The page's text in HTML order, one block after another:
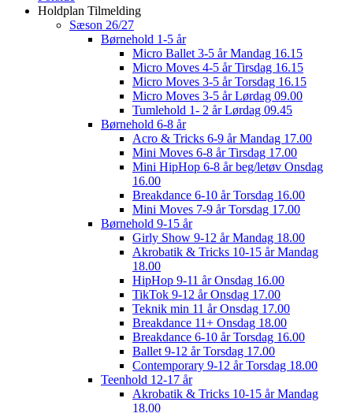
Holdplan Tilmelding
Sæson 26/27
Børnehold 1-5 år
Micro Ballet 3-5 år Mandag 16.15
Micro Moves 4-5 år Tirsdag 16.15
Micro Moves 3-5 år Torsdag 16.15
Micro Moves 3-5 år Lørdag 09.00
Tumlehold 1- 2 år Lørdag 09.45
Børnehold 6-8 år
Acro & Tricks 6-9 år Mandag 17.00
Mini Moves 6-8 år Tirsdag 17.00
Mini HipHop 6-8 år beg/letøv Onsdag
16.00
Breakdance 6-10 år Torsdag 16.00
Mini Moves 7-9 år Torsdag 17.00
Børnehold 9-15 år
Girly Show 9-12 år Mandag 18.00
Akrobatik & Tricks 10-15 år Mandag
18.00
HipHop 9-11 år Onsdag 16.00
TikTok 9-12 år Onsdag 17.00
Teknik min 11 år Onsdag 17.00
Breakdance 11+ Onsdag 18.00
Breakdance 6-10 år Torsdag 16.00
Ballet 9-12 år Torsdag 17.00
Contemporary 9-12 år Torsdag 18.00
Teenhold 12-17 år
Akrobatik & Tricks 10-15 år Mandag
18.00